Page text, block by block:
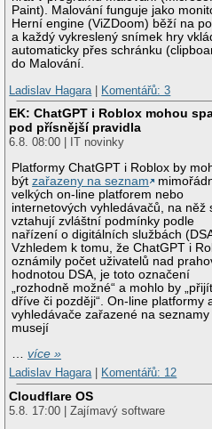
Paint). Malování funguje jako
Herní engine (ViZDoom) běží na
a každý vykreslený snímek hry
automaticky přes schránku
do Malování.
Ladislav Hagara
Komentářů: 3
EK: ChatGPT i Roblox mohou
pod přísnější pravidla
6.8. 08:00 | IT novinky
Platformy ChatGPT i Roblox by
býtzařazeny na seznam
velkých on-line platforem nebo
internetových vyhledávačů, na něž
vztahují zvláštní podmínky podle
nařízení o digitálních službách
Vzhledem k tomu, že ChatGPT i
oznámily počet uživatelů nad
hodnotou DSA, je toto označení
„rozhodně možné“ a mohlo by „přijít
dříve či později“. On-line platformy
vyhledávače zařazené na seznamy
musejí
…více »
Ladislav Hagara| Komentářů: 12
Cloudflare OS
5.8. 17:00 | Zajímavý software